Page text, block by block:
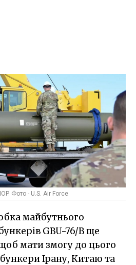
Фото - U.S. Air Force
майбутнього
GBU-76/B ще
мати змогу до цього
Ірану, Китаю та